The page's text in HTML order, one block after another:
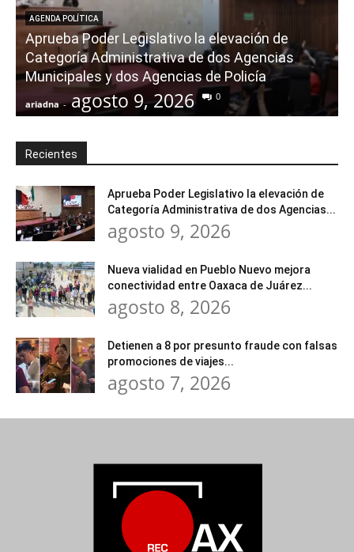
AGENDA POLÍTICA
Aprueba Poder Legislativo la elevación de
Categoría Administrativa de dos Agencias
Municipales y dos Agencias de Policía
ariadna - agosto 9, 2026 0
Recientes
Aprueba Poder Legislativo la elevación de
Categoría Administrativa de dos Agencias...
agosto 9, 2026
Nueva vialidad en Pueblo Nuevo mejora
conectividad entre Oaxaca de Juárez...
agosto 8, 2026
Detienen a 8 por presunto fraude con falsas
promociones de viajes...
agosto 7, 2026